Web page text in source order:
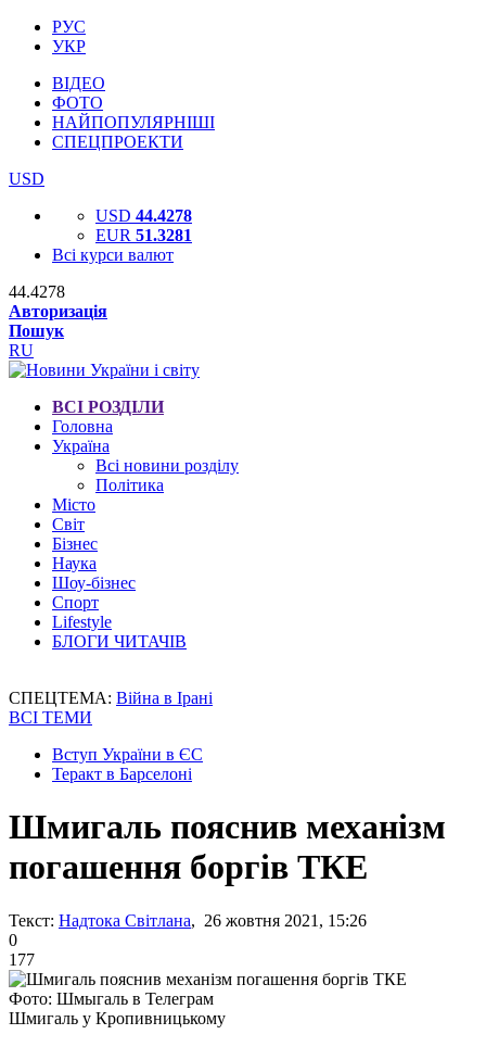
РУС
УКР
ВІДЕО
ФОТО
НАЙПОПУЛЯРНІШІ
СПЕЦПРОЕКТИ
USD
USD 44.4278
EUR 51.3281
Всі курси валют
44.4278
Авторизація
Пошук
RU
ВСІ РОЗДІЛИ
Головна
Україна
Всі новини розділу
Політика
Місто
Світ
Бізнес
Наука
Шоу-бізнес
Спорт
Lifestyle
БЛОГИ ЧИТАЧІВ
СПЕЦТЕМА: Війна в Ірані
ВСІ ТЕМИ
Вступ України в ЄС
Теракт в Барселоні
Шмигаль пояснив механізм
погашення боргів ТКЕ
Текст: Надтока Світлана, 26 жовтня 2021, 15:26
0
177
Фото: Шмыгаль в Телеграм
Шмигаль у Кропивницькому